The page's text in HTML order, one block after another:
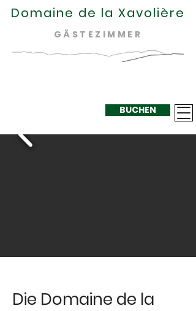
Domaine de la Xavolière
GÄSTEZIMMER
BUCHEN
Die Domaine de la